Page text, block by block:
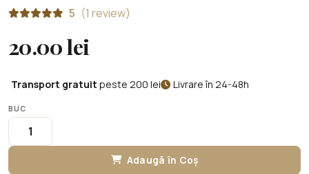
5 (1 review)
20.00 lei
Transport gratuit peste 200 lei Livrare în 24-48h
BUC
Adaugă în Coș